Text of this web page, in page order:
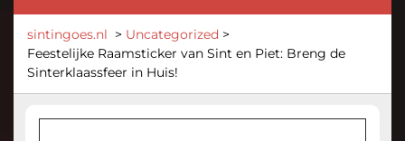
sintingoes.nl > Uncategorized >
Feestelijke Raamsticker van Sint en Piet: Breng de
Sinterklaassfeer in Huis!